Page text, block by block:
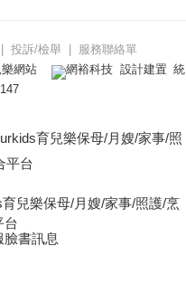
投訴/檢舉
服務聯絡單
網站 網裕科技 設計建置 統
育兒樂保母/月嫂/家事/照
平台
書訊息